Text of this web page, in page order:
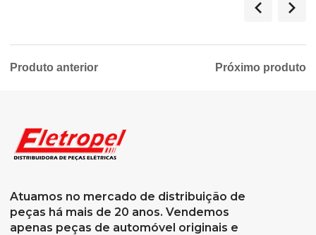
Produto anterior Próximo produto
Atuamos no mercado de distribuição de
peças há mais de 20 anos. Vendemos
apenas peças de automóvel originais e